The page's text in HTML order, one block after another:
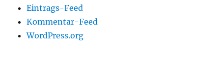
Eintrags-Feed
Kommentar-Feed
WordPress.org